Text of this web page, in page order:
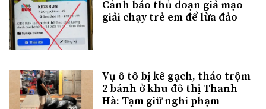
Cảnh báo thủ đoạn giả mạo
giải chạy trẻ em để lừa đảo
Vụ ô tô bị kê gạch, tháo trộm
2 bánh ở khu đô thị Thanh
Hà: Tạm giữ nghi phạm